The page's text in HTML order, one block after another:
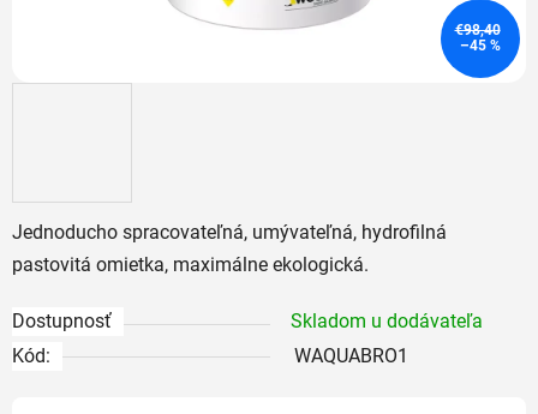
Jednoducho spracovateľná, umývateľná, hydrofilná
pastovitá omietka, maximálne ekologická.
Dostupnosť
Skladom u dodávateľa
Kód:
WAQUABRO1
€98,40
–45 %